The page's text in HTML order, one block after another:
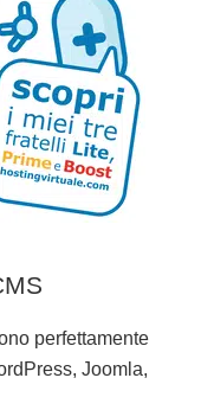
perfettamente
Joomla,